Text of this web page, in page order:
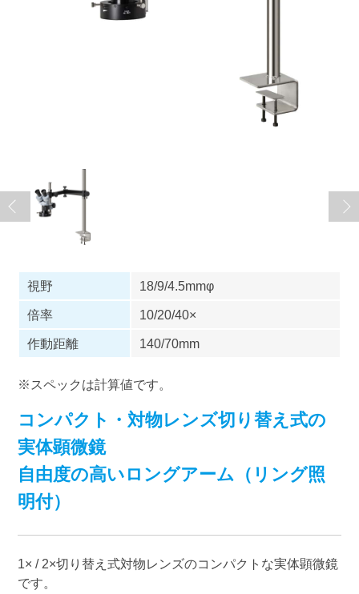
視野
18/9/4.5mmφ
倍率
10/20/40×
作動距離
140/70mm
※スペックは計算値です。
コンパクト・対物レンズ切り替え式の
実体顕微鏡
自由度の高いロングアーム（リング照
明付）
1× / 2×切り替え式対物レンズのコンパクトな実体顕微鏡
です。